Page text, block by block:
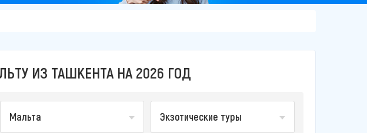
ИЗ ТАШКЕНТА НА 2026 ГОД
Мальта Экзотические туры